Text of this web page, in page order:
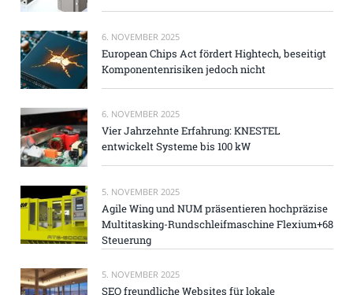
6. NOVEMBER 2025
European Chips Act fördert Hightech, beseitigt
Komponentenrisiken jedoch nicht
6. NOVEMBER 2025
Vier Jahrzehnte Erfahrung: KNESTEL
entwickelt Systeme bis 100 kW
5. NOVEMBER 2025
Agile Wing und NUM präsentieren hochpräzise
Multitasking-Rundschleifmaschine Flexium+68
Steuerung
5. NOVEMBER 2025
SEO freundliche Websites für lokale